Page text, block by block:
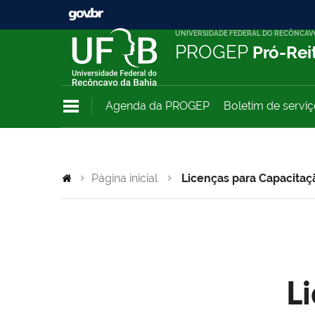
UNIVERSIDADE FEDERAL DO
PROGEP Pró-
Agenda da PROGEP Boletim de
Página inicial Licenças para